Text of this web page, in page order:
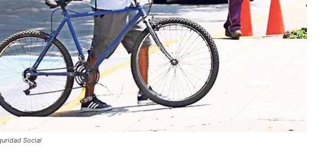
Social